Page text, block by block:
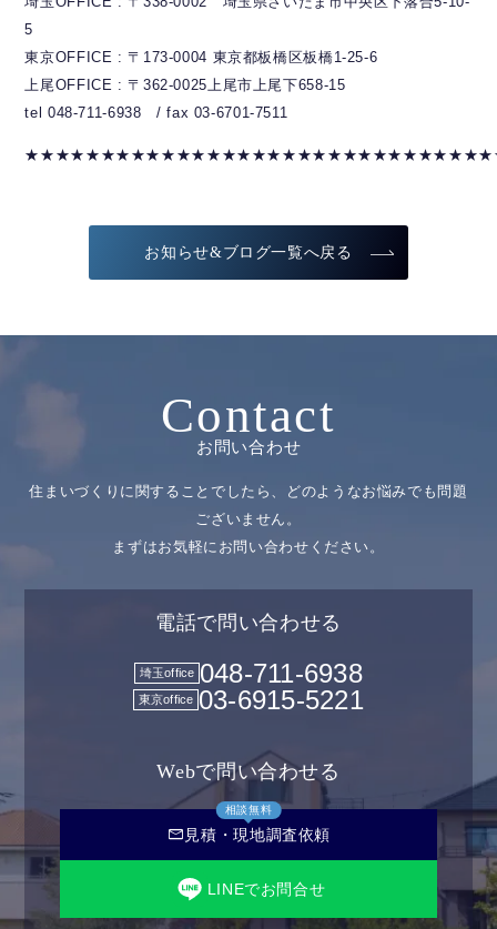
5
東京OFFICE : 〒173-0004 東京都板橋区板橋1-25-6
上尾OFFICE : 〒362-0025上尾市上尾下658-15
tel 048-711-6938 / fax 03-6701-7511
お知らせ&ブログ一覧へ戻る
Contact
お問い合わせ
住まいづくりに関することでしたら、どのようなお悩みでも問題
ございません。
まずはお気軽にお問い合わせください。
電話で問い合わせる
埼玉office 048-711-6938
東京office 03-6915-5221
Webで問い合わせる
相談無料
mail 見積・現地調査依頼
LINEでお問合せ